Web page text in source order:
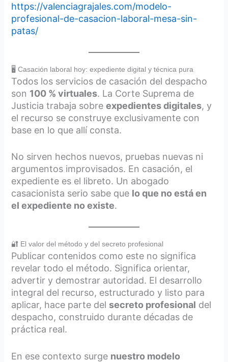
https://valenciagrajales.com/modelo-
profesional-de-casacion-laboral-mesa-sin-
patas/
🖥️ Casación laboral hoy: expediente digital y técnica pura
Todos los servicios de casación del despacho
son 100 % virtuales. La Corte Suprema de
Justicia trabaja sobreexpedientes digitales, y
el recurso se construye exclusivamente con
base en lo que allí consta.
No sirven hechos nuevos, pruebas nuevas ni
argumentos improvisados. En casación, el
expediente es el libreto. Un abogado
casacionista serio sabe que lo que no está en
el expediente no existe.
🔐 El valor del método y del secreto profesional
Publicar contenidos como este no significa
revelar todo el método. Significa orientar,
advertir y demostrar autoridad. El desarrollo
integral del recurso, estructurado y listo para
aplicar, hace parte del secreto profesional del
despacho, construido durante décadas de
práctica real.
En ese contexto surge nuestro modelo